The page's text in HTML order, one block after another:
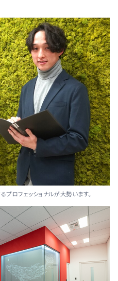
ロフェッショナルが大勢います。